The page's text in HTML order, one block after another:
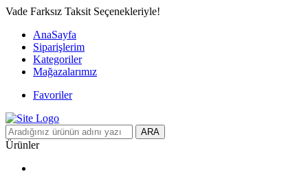
Vade Farksız Taksit Seçenekleriyle!
AnaSayfa
Siparişlerim
Kategoriler
Mağazalarımız
Favoriler
ARA
Ürünler